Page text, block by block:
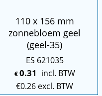
110 x 156 mm
zonnebloem geel
(geel-35)
ES 621035
€0.31 incl. BTW
€0.26 excl. BTW